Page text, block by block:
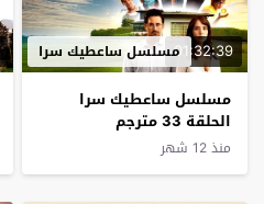
01:32:39مسلسل ساعطيك سرا
مسلسل ساعطيك سرا
الحلقة 33 مترجم
منذ 12 شهر